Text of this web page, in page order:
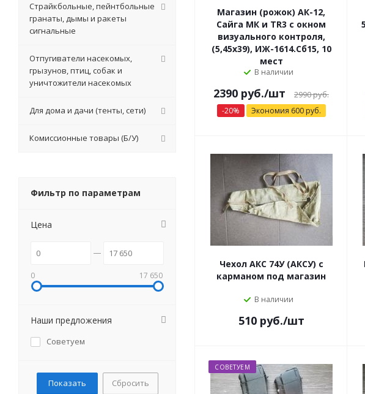
Магазин (рожок) АК-12,
Сайга МК и TR3 с окном
визуального контроля,
(5,45х39), ИЖ-1614.Сб15, 10
мест
В наличии
2390 руб./шт 2990 руб.
-20% Экономия 600руб.
Чехол АКС 74У (АКСУ) с
карманом под магазин
В наличии
510руб./шт
СОВЕТУЕМ
Страйкбольные, пейнтбольные
гранаты, дымы и ракеты
сигнальные
Отпугиватели насекомых,
грызунов, птиц, собак и
уничтожители насекомых
Для дома и дачи (тенты, сети)
Комиссионные товары (Б/У)
Фильтр по параметрам
Цена
0 17 650
Наши предложения
Советуем
Сбросить